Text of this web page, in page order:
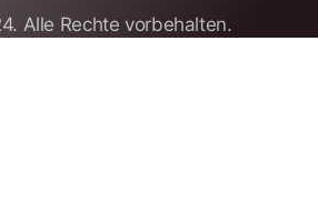
Alle Rechte vorbehalten.